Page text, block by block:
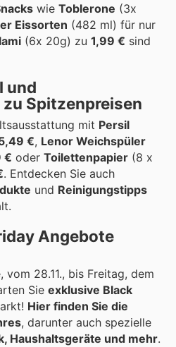
wie Toblerone (3x
Eissorten (482 ml) für nur
(6x 20g) zu 1,99 € sind
und
Spitzenpreisen
mit Persil
€, Lenor Weichspüler
€ oder Toilettenpapier (8 x
. Entdecken Sie auch
und Reinigungstipps
Angebote
vom 28.11., bis Freitag, dem
Sie exklusive Black
Hier finden Sie die
, darunter auch spezielle
Haushaltsgeräte und mehr.